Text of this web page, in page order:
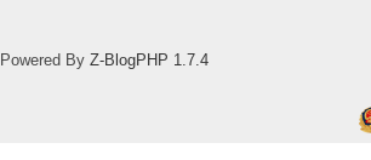
Powered By Z-BlogPHP 1.7.4